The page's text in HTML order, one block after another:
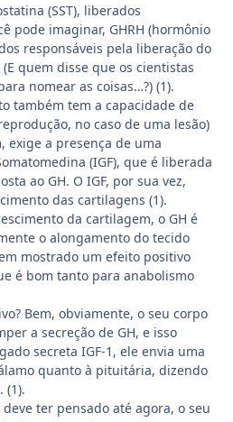
(SST), liberados
pode imaginar, GHRH (hormônio
responsáveis pela liberação do
quem disse que os cientistas
nomear as coisas…?) (1).
também tem a capacidade de
no caso de uma lesão)
exige a presença de uma
(IGF), que é liberada
ao GH. O IGF, por sua vez,
das cartilagens (1).
da cartilagem, o GH é
o alongamento do tecido
mostrado um efeito positivo
é bom tanto para anabolismo
Bem, obviamente, o seu corpo
a secreção de GH, e isso
secreta IGF-1, ele envia uma
quanto à pituitária, dizendo
(1).
ter pensado até agora, o seu